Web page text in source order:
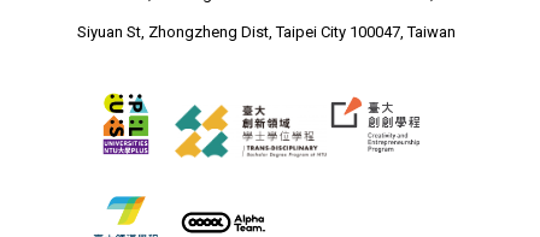
Siyuan St, Zhongzheng Dist, Taipei City 100047, Taiwan